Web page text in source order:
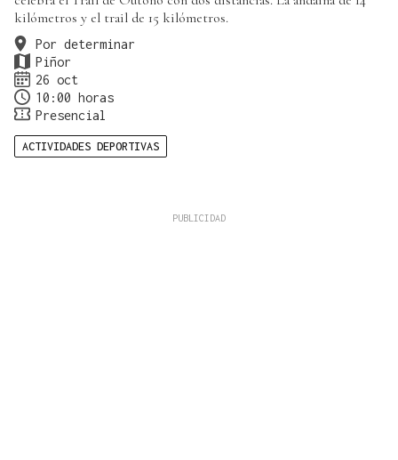
kilómetros y el trail de 15 kilómetros.
Por determinar
Piñor
26 oct
10:00 horas
Presencial
ACTIVIDADES DEPORTIVAS